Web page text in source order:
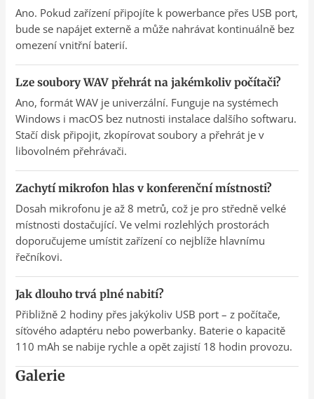
Ano. Pokud zařízení připojíte k powerbance přes USB port,
bude se napájet externě a může nahrávat kontinuálně bez
omezení vnitřní baterií.
Lze soubory WAV přehrát na jakémkoliv počítači?
Ano, formát WAV je univerzální. Funguje na systémech
Windows i macOS bez nutnosti instalace dalšího softwaru.
Stačí disk připojit, zkopírovat soubory a přehrát je v
libovolném přehrávači.
Zachytí mikrofon hlas v konferenční místnosti?
Dosah mikrofonu je až 8 metrů, což je pro středně velké
místnosti dostačující. Ve velmi rozlehlých prostorách
doporučujeme umístit zařízení co nejblíže hlavnímu
řečníkovi.
Jak dlouho trvá plné nabití?
Přibližně 2 hodiny přes jakýkoliv USB port – z počítače,
síťového adaptéru nebo powerbanky. Baterie o kapacitě
110 mAh se nabije rychle a opět zajistí 18 hodin provozu.
Galerie